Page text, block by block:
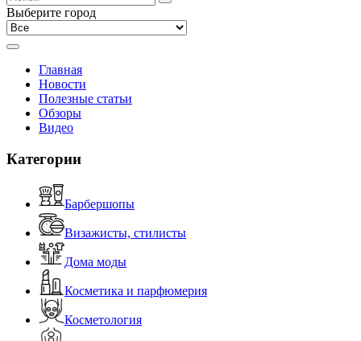
Выберите город
Главная
Новости
Полезные статьи
Обзоры
Видео
Категории
Барбершопы
Визажисты, стилисты
Дома моды
Косметика и парфюмерия
Косметология